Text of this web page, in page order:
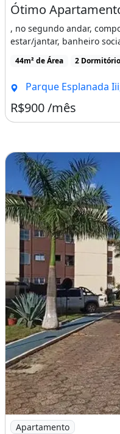
, no segundo andar,
estar/jantar, banheiro
44m² de Área 2
Parque Esplanada
R$900 /mês
Imagem: Alugo Apto
Apartamento